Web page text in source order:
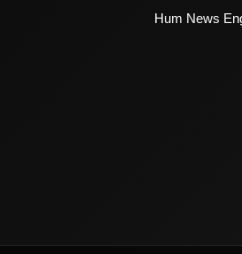
Hum News